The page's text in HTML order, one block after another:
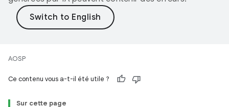
AOSP
Ce contenu vous a-t-il été utile ?
Sur cette page